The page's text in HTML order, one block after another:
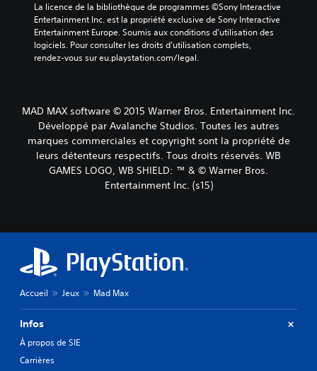
La licence de la bibliothèque de programmes ©Sony Interactive
Entertainment Inc. est la propriété exclusive de Sony Interactive
Entertainment Europe. Soumis aux conditions d’utilisation des
logiciels. Pour consulter les droits d’utilisation complets,
rendez-vous sur eu.playstation.com/legal.
MAD MAX software © 2015 Warner Bros. Entertainment Inc.
Développé par Avalanche Studios. Toutes les autres
marques commerciales et copyright sont la propriété de
leurs détenteurs respectifs. Tous droits réservés. WB
GAMES LOGO, WB SHIELD: ™ & © Warner Bros.
Entertainment Inc. (s15)
Accueil Jeux Mad Max
Infos
À propos de SIE
Carrières